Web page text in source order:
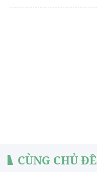
CÙNG CHỦ ĐỀ